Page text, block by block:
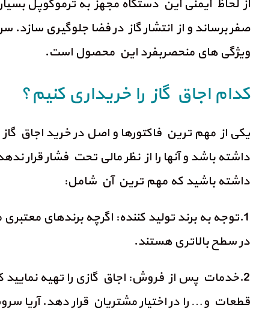
از لحاظ ایمنی این دستگاه مجهز به ترموکوپل
صفر برساند و از انتشار گاز در فضا جلوگیری سازد.
ویژگی های منحصربفرد این محصول است.
کدام اجاق گاز را خریداری کنیم؟
یکی از مهم ترین فاکتورها و اصل در خرید اجاق
داشته باشد و آنها را از نظر مالی تحت فشار قرار
داشته باشید که مهم ترین آن شامل:
1.توجه به برند تولید کننده: اگرچه برندهای
در سطح بالاتری هستند.
2.خدمات پس از فروش: اجاق گازی را تهیه
قطعات و… را در اختیار مشتریان قرار دهد. آریا